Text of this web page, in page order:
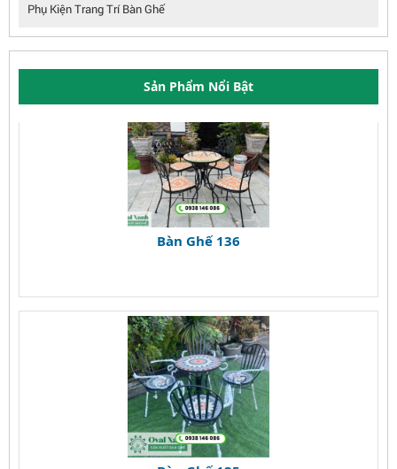
Phụ Kiện Trang Trí Bàn Ghế
Sản Phẩm Nổi Bật
Bàn Ghế 136
Bàn Ghế 135